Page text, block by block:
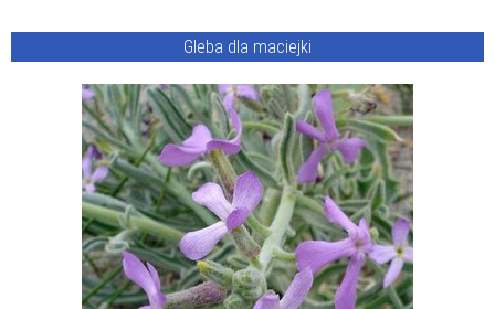
Gleba dla maciejki